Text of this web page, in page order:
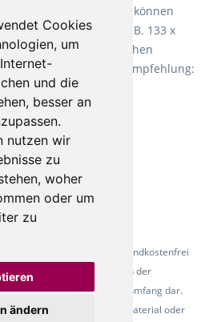
Cookies
um
und die
besser an
nutzen wir
zu
woher
oder um
zu
ändern
es schon lange vor. Sie können
Sondermaß kaufen, z.B. 133 x
aufgrund der weichen
Zusatzboden. Unsere Empfehlung:
- Alle Artikel versandkostenfrei
Die Abbildungen dienen der
nicht zwingend den Lieferumfang dar.
können durch das Fotomaterial oder